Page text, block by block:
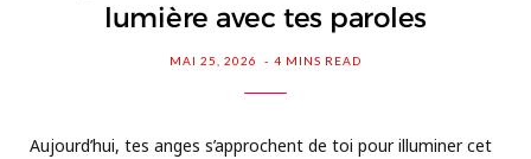
lumière avec tes paroles
MAI 25, 2026 4 MINS READ
Aujourd’hui, tes anges s’approchent de toi pour illuminer cet